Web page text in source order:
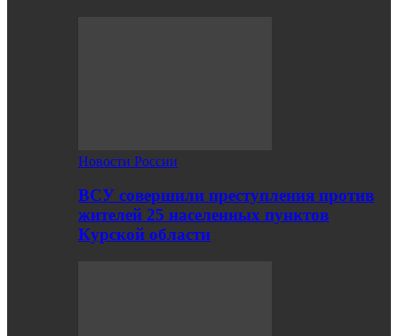
Новости России
ВСУ совершили преступления против
жителей 25 населенных пунктов
Курской области